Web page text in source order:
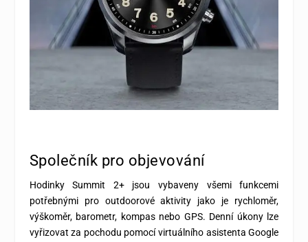
Společník pro objevování
Hodinky Summit 2+ jsou vybaveny všemi funkcemi
potřebnými pro outdoorové aktivity jako je rychloměr,
výškoměr, barometr, kompas nebo GPS. Denní úkony lze
vyřizovat za pochodu pomocí virtuálního asistenta Google